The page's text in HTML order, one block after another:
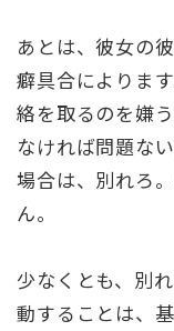
あとは、彼女の
癖具合によりま
絡を取るのを嫌
なければ問題な
場合は、別れろ
ん。
少なくとも、別
動することは、